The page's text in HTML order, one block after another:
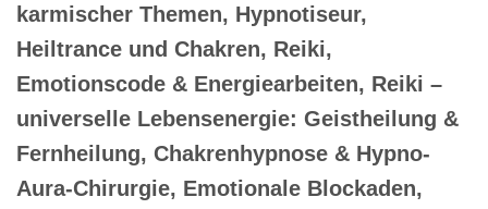
karmischer Themen, Hypnotiseur,
Heiltrance und Chakren, Reiki,
Emotionscode & Energiearbeiten, Reiki –
universelle Lebensenergie: Geistheilung &
Fernheilung, Chakrenhypnose & Hypno-
Aura-Chirurgie, Emotionale Blockaden,